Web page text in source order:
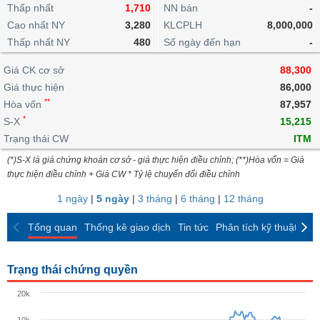
lỗ
dịch
nội
Niên
giám
Tài
liệu
cổ
Định
giá
ngoài
doanh
Top
cổ
phiếu
ngành
giao
dịch
dịch
Chứng
quyền
quan
Thống
giao
dịch
Thống
giao
dịch
Tin
tức
Phân
tích
kỹ
thuật
trực
tuyến
Bộ
lọc
cổ
So
sánh
Báo
cáo
Vĩ
mô
lai
Chứng
quyền
Trái
phiếu
IR
Awards
tạo
Dịch
vụ
Thấp nhất
1,710
Cao nhất NY
3,280
Thấp nhất NY
480
NN bán
-
KLCPLH
8,000,000
Số ngày đến hạn
-
Giá CK cơ sở
88,300
Giá thực hiện
86,000
Hòa vốn **
87,957
S-X *
15,215
Trạng thái CW
ITM
(*)S-X là giá chứng khoán cơ sở - giá thực hiện điều chỉnh; (**)Hòa vốn = Giá
thực hiện điều chỉnh + Giá CW * Tỷ lệ chuyển đổi điều chỉnh
1 ngày| 5 ngày| 3 tháng | 6 tháng | 12 tháng
Tổng quan Thống kê giao dịch Tin tức Phân tích kỹ thuật
Trạng thái chứng quyền
20k
BẤT
ĐỘNG
SẢN
TÀI
CHÍNH
HÀNG
KINH
GIỚI